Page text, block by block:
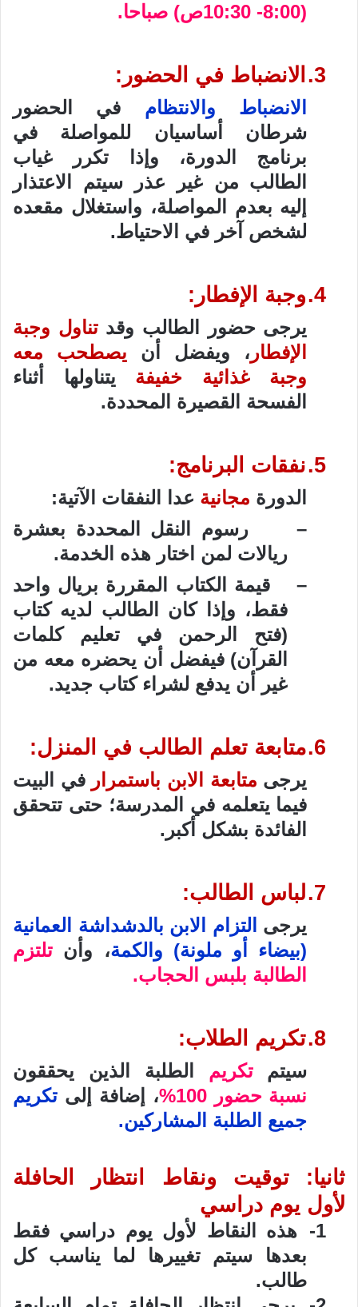
(8:00- 10:30ص) صباحا.
3. الانضباط في الحضور:
الانضباط والانتظام في الحضور
شرطان أساسيان للمواصلة في
برنامج الدورة، وإذا تكرر غياب
الطالب من غير عذر سيتم الاعتذار
إليه بعدم المواصلة، واستغلال مقعده
لشخص آخر في الاحتياط.
4. وجبة الإفطار:
يرجى حضور الطالب وقدتناول وجبة
الإفطار ، ويفضل أن يصطحب معه
وجبة غذائية خفيفة يتناولها أثناء
الفسحة القصيرة المحددة.
5. نفقات البرنامج:
الدورة مجانية عدا النفقات الآتية:
–
رسوم النقل المحددة بعشرة
ريالات لمن اختار هذه الخدمة.
–
قيمة الكتاب المقررة بريال واحد
فقط، وإذا كان الطالب لديه كتاب
(فتح الرحمن في تعليم كلمات
القرآن) فيفضل أن يحضره معه من
غير أن يدفع لشراء كتاب جديد.
6. متابعة تعلم الطالب في المنزل:
يرجى متابعة الابن باستمرارفي البيت
فيما يتعلمه في المدرسة؛ حتى تتحقق
الفائدة بشكل أكبر.
7. لباس الطالب:
يرجى التزام الابن بالدشداشة العمانية
(بيضاء أو ملونة) والكمة، وأن تلتزم
الطالبة بلبس الحجاب.
8. تكريم الطلاب:
سيتمتكريم
الطلبة الذين يحققون
نسبة حضور 100%
، إضافة إلى تكريم
جميع الطلبة المشاركين.
ثانيا: توقيت ونقاط انتظار الحافلة
لأول يوم دراسي
1-
هذه النقاط لأول يوم دراسي فقط
بعدها سيتم تغييرها لما يناسب كل
طالب.